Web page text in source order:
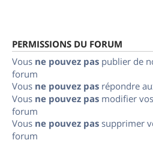
PERMISSIONS DU FORUM
Vous ne pouvez pas publier de
forum
Vous ne pouvez pas répondre
Vous ne pouvez pas modifier
forum
Vous ne pouvez pas supprimer
forum